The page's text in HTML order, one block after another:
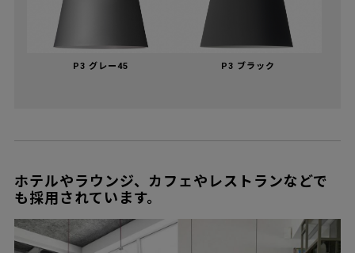
P3 グレー45 P3 ブラック
ホテルやラウンジ、カフェやレストランなどで
も採用されています。